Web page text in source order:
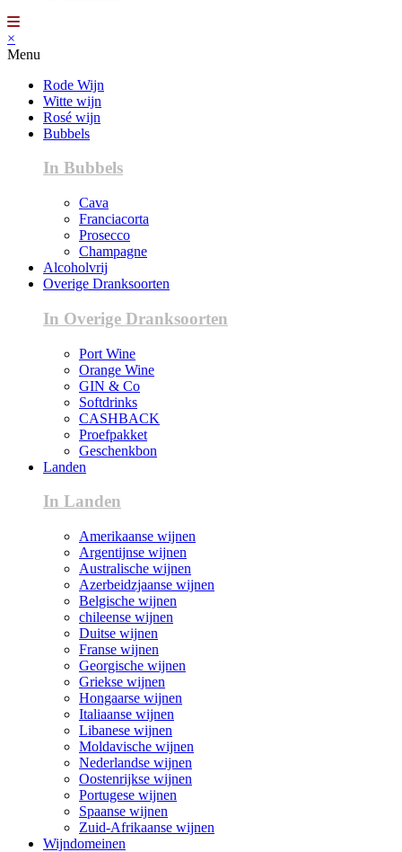
×
Menu
Rode Wijn
Witte wijn
Rosé wijn
Bubbels
In Bubbels
Cava
Franciacorta
Prosecco
Champagne
Alcoholvrij
Overige Dranksoorten
In Overige Dranksoorten
Port Wine
Orange Wine
GIN & Co
Softdrinks
CASHBACK
Proefpakket
Geschenkbon
Landen
In Landen
Amerikaanse wijnen
Argentijnse wijnen
Australische wijnen
Azerbeidzjaanse wijnen
Belgische wijnen
chileense wijnen
Duitse wijnen
Franse wijnen
Georgische wijnen
Griekse wijnen
Hongaarse wijnen
Italiaanse wijnen
Libanese wijnen
Moldavische wijnen
Nederlandse wijnen
Oostenrijkse wijnen
Portugese wijnen
Spaanse wijnen
Zuid-Afrikaanse wijnen
Wijndomeinen